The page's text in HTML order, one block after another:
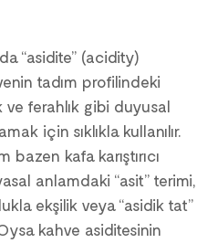
“asidite” (acidity)
tadım profilindeki
ve ferahlık gibi duyusal
için sıklıkla kullanılır.
kafa karıştırıcı
anlamdaki “asit” terimi,
ekşilik veya “asidik tat”
kahve asiditesinin